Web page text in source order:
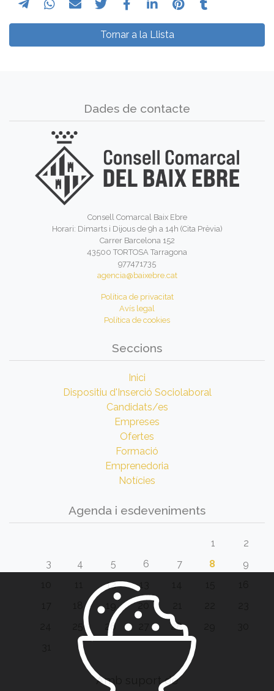
Tornar a la Llista
Dades de contacte
Consell Comarcal Baix Ebre
Horari: Dimarts i Dijous de 9h a 14h (Cita Prèvia)
Carrer Barcelona 152
43500 TORTOSA Tarragona
977471735
agencia@baixebre.cat
Política de privacitat
Avís legal
Política de cookies
Seccions
Inici
Dispositiu d'Inserció Sociolaboral
Candidats/es
Empreses
Ofertes
Formació
Emprenedoria
Notícies
Agenda i esdeveniments
1
2
3
4 5 6 7 8
9
12 13
20
26 28
Amb suport de